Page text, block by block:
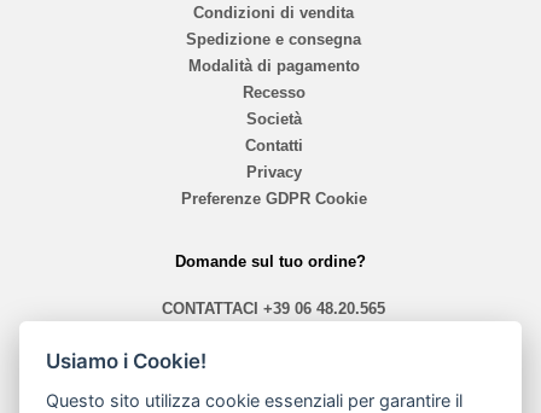
Condizioni di vendita
Spedizione e consegna
Modalità di pagamento
Recesso
Società
Contatti
Privacy
Preferenze GDPR Cookie
Domande sul tuo ordine?
CONTATTACI +39 06 48.20.565
Usiamo i Cookie!
Questo sito utilizza cookie essenziali per garantire il